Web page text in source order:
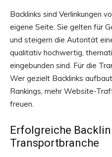
Backlinks sind Verlinkungen
eigene Seite. Sie gelten für
und steigern die Autorität
qualitativ hochwertig,
eingebunden sind. Für die
Wer gezielt Backlinks
Rankings, mehr Website-
freuen.
Erfolgreiche
Transportbranche